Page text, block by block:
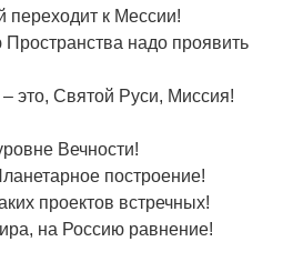
переходит к Мессии!
надо проявить
это, Святой Руси, Миссия!
Вечности!
построение!
проектов встречных!
на Россию равнение!